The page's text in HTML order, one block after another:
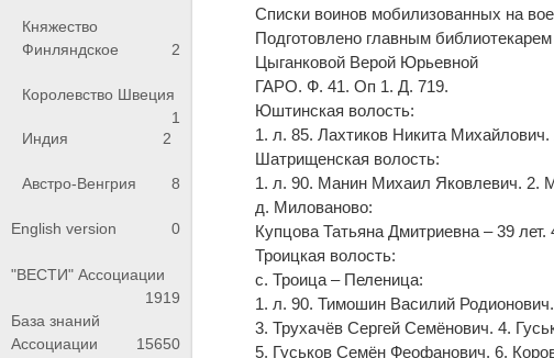
Княжество
Финляндское
2
Королевство Швеция
1
Индия
2
Австро-Венгрия 8
English version 0
"ВЕСТИ" Ассоциации
1919
База знаний
Ассоциации
15650
Списки воинов мобилизованных на
Подготовлено главным
Цыганковой Верой Юрьевной
ГАРО. Ф. 41. Оп 1. Д. 719.
Юштинская волость:
1. л. 85. Лахтиков Никита
Шатрищенская волость:
1. л. 90. Манин Михаил Яковлевич. 2.
д. Милованово:
Купцова Татьяна Дмитриевна – 39
Троицкая волость:
с. Троица – Пеленица:
1. л. 90. Тимошин Василий
3. Трухачёв Сергей Семёнович. 4.
5. Гуськов Семён Феофанович. 6.